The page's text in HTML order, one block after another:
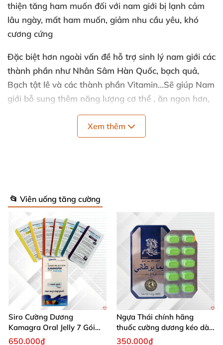
thiện tăng ham muốn đối với nam giới bị lạnh cảm
lâu ngày, mất ham muốn, giảm nhu cầu yêu, khó
cương cứng
Đặc biệt hơn ngoài vấn đề hỗ trợ sinh lý nam giới các
thành phần như Nhân Sâm Hàn Quốc, bạch quả,
Bạch tật lê và các thành phần Vitamin…Sẽ giúp Nam
giới bỗ sung thêm năng lượng cơ thể , ăn ngon hơn,
và chuyện chăn gốisẽ đều đặn hơn !
Xem thêm
📂 Viên uống tăng cường
Siro Cường Dương
Kamagra Oral Jelly 7 Gói
100g tăng cường sinh lực
650.000₫
Ngựa Thái chính hãng
thuốc cường dương kéo dài
thời gian cho Nam hộp 10
350.000₫